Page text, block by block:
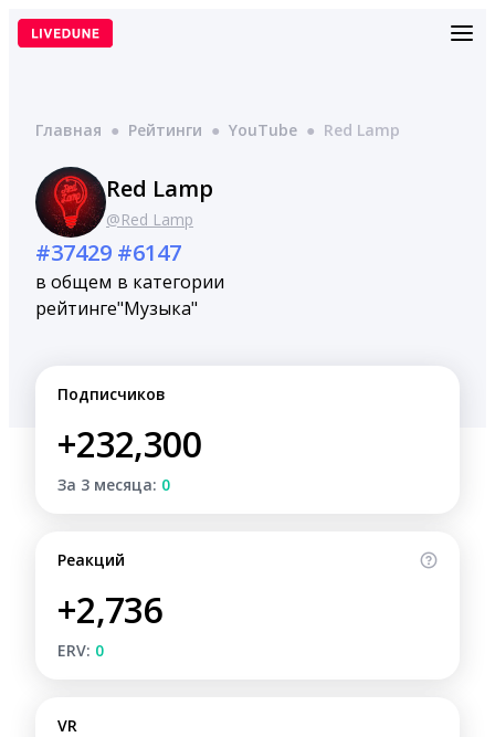
Перейти
Главная ● Рейтинги ● YouTube ● Red Lamp
Red Lamp
@Red Lamp
#37429
в общем
рейтинге
#6147
в категории
"Музыка"
Подписчиков
+232,300
За 3 месяца: 0
Реакций
+2,736
ERV: 0
VR